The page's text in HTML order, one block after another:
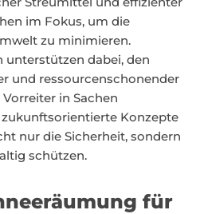
im Fokus, um die
zu minimieren.
unterstützen dabei, den
und ressourcenschonender
in Sachen
Konzepte
nur die Sicherheit, sondern
schützen.
für